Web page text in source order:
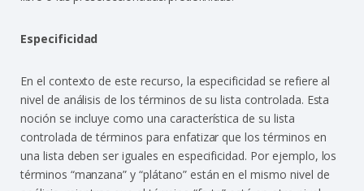
Especificidad
En el contexto de este recurso, la especificidad se refiere al
nivel de análisis de los términos de su lista controlada. Esta
noción se incluye como una característica de su lista
controlada de términos para enfatizar que los términos en
una lista deben ser iguales en especificidad. Por ejemplo, los
términos “manzana” y “plátano” están en el mismo nivel de